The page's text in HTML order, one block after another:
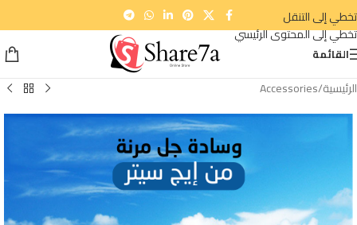
تخطي إلى التنقل
تخطي إلى المحتوى الرئيسي
القائمة
الرئيسية/
Accessories